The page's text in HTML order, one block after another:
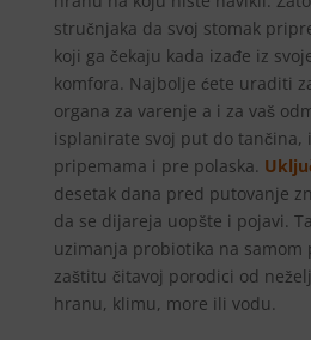
stručnjaka da svoj stomak
koji ga čekaju kada izađe iz
komfora. Najbolje ćete uraditi
organa za varenje a i za vaš
isplanirate svoj put do tančina,
pripemama i pre polaska.
desetak dana pred putovanje
da se dijareja uopšte i pojavi.
uzimanja probiotika na samom
zaštitu čitavoj porodici od
hranu, klimu, more ili vodu.